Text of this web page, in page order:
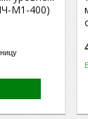
М1-400)